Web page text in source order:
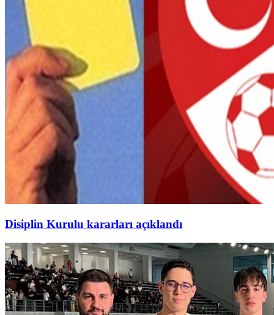
Disiplin Kurulu kararları açıklandı